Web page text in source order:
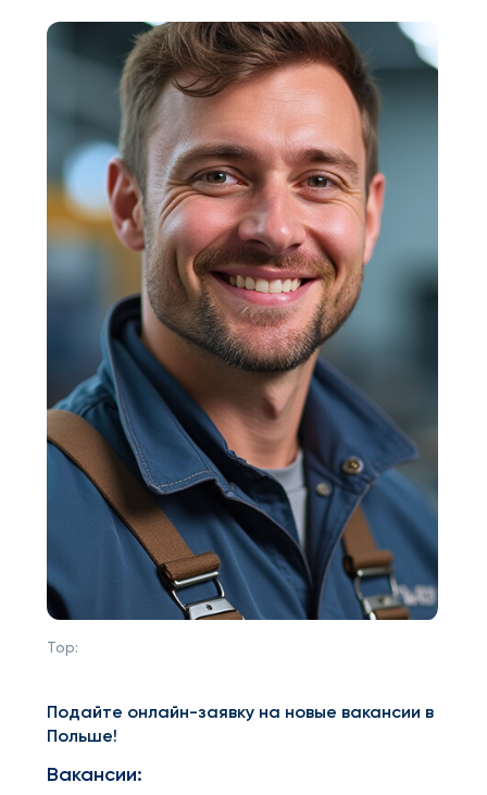
Top:
Подайте онлайн-заявку на новые вакансии в
Польше!
Вакансии: